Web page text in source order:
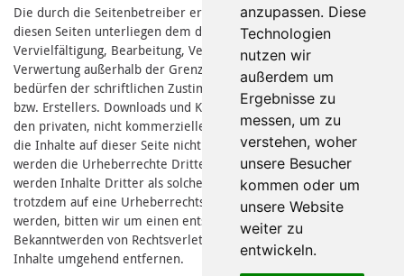
anzupassen. Diese
Technologien
nutzen wir
außerdem um
Ergebnisse zu
messen, um zu
verstehen, woher
unsere Besucher
kommen oder um
unsere Website
weiter zu
entwickeln.
Die durch die Seitenbetreiber erstellten Inhalte und Werke auf
diesen Seiten unterliegen dem deutschen Urheberrecht. Die
Vervielfältigung, Bearbeitung, Verbreitung und jede Art der
Verwertung außerhalb der Grenzen des Urheberrechtes
bedürfen der schriftlichen Zustimmung des jeweiligen Autors
bzw. Erstellers. Downloads und Kopien dieser Seite sind nur für
den privaten, nicht kommerziellen Gebrauch gestattet. Soweit
die Inhalte auf dieser Seite nicht vom Betreiber erstellt wurden,
werden die Urheberrechte Dritter beachtet. Insbesondere
werden Inhalte Dritter als solche gekennzeichnet. Sollten Sie
trotzdem auf eine Urheberrechtsverletzung aufmerksam
werden, bitten wir um einen entsprechenden Hinweis. Bei
Bekanntwerden von Rechtsverletzungen werden wir derartige
Inhalte umgehend entfernen.